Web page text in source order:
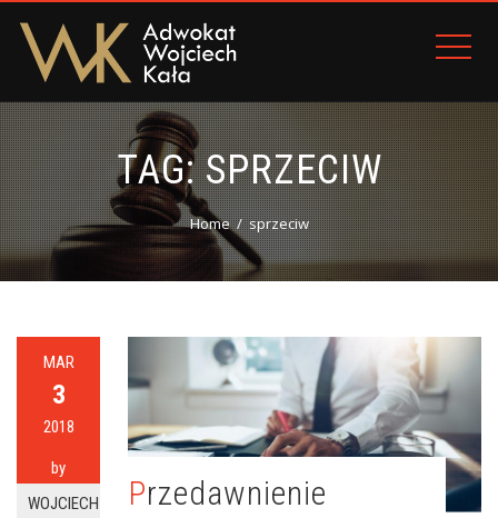
TAG:SPRZECIW
Home sprzeciw
MAR
3
2018
by
WOJCIECH
Przedawnienie